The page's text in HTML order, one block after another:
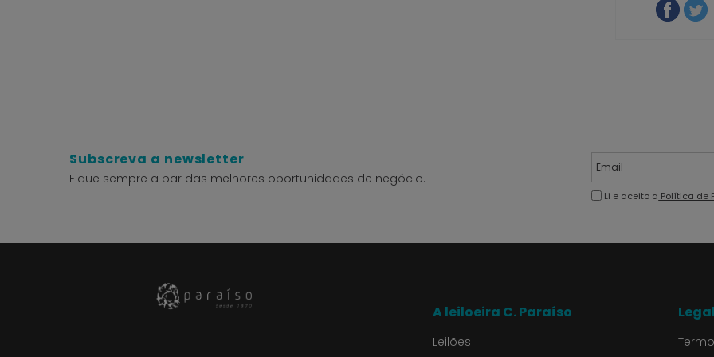
Subscreva a newsletter
Fique sempre a par das melhores oportunidades de negócio.
Li e aceito a Política de
A leiloeira C. Paraíso
Leilões
Legal